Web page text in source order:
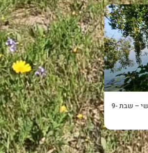
נעים – רוקדים ומטיילים | שישי – שבת 9-